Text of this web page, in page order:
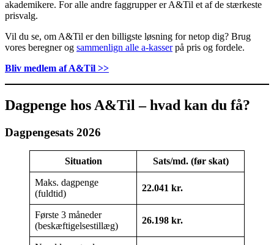
akademikere. For alle andre faggrupper er A&Til et af de stærkeste
prisvalg.
Vil du se, om A&Til er den billigste løsning for netop dig? Brug
vores beregner og sammenlign alle a-kasserpå pris og fordele.
Bliv medlem af A&Til >>
Dagpenge hos A&Til – hvad kan du få?
Dagpengesats 2026
Situation Sats/md. (før skat)
Maks. dagpenge
(fuldtid)
22.041 kr.
Første 3 måneder
(beskæftigelsestillæg)
26.198 kr.